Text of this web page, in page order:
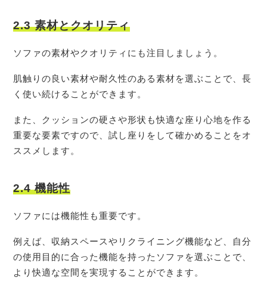
2.3 素材とクオリティ
ソファの素材やクオリティにも注目しましょう。
肌触りの良い素材や耐久性のある素材を選ぶことで、長
く使い続けることができます。
また、クッションの硬さや形状も快適な座り心地を作る
重要な要素ですので、試し座りをして確かめることをオ
ススメします。
2.4 機能性
ソファには機能性も重要です。
例えば、収納スペースやリクライニング機能など、自分
の使用目的に合った機能を持ったソファを選ぶことで、
より快適な空間を実現することができます。